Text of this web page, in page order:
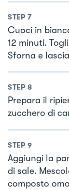
STEP 7
Cuoci in
12 minuti.
Sforna e
STEP 8
Prepara il
zucchero di
STEP 9
Aggiungi la
di sale.
composto